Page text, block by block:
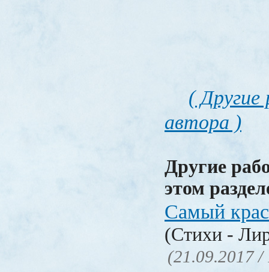
(
автора )
Другие
этом
Самый
(Стихи -
(21.09.2017 /